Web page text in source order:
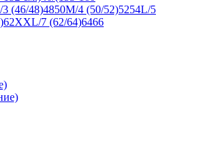
3 (46/48)4850M/4 (50/52)5254L/5
62XXL/7 (62/64)6466